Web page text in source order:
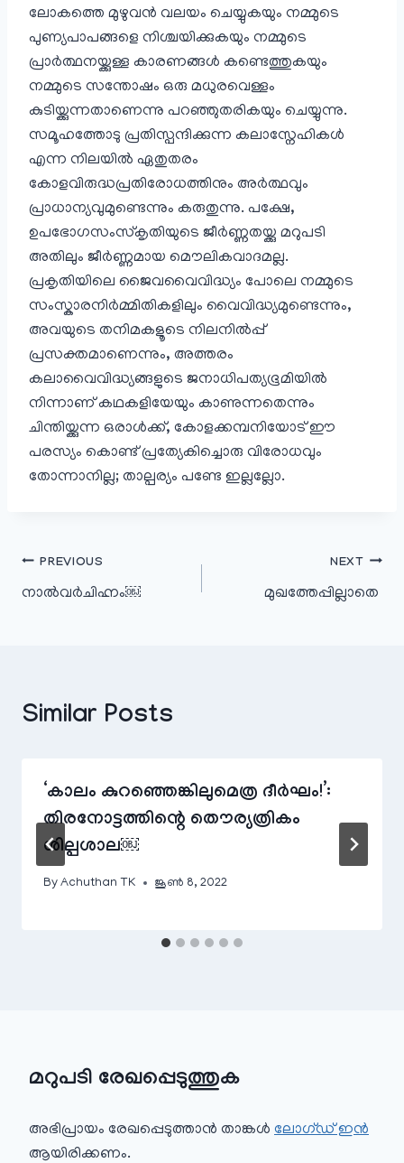
ലോകത്തെ മുഴുവൻ വലയം ചെയ്യുകയും നമ്മുടെ
പുണ്യപാപങ്ങളെ നിശ്ചയിക്കുകയും നമ്മുടെ
പ്രാർത്ഥനയ്ക്കുള്ള കാരണങ്ങൾ കണ്ടെത്തുകയും
നമ്മുടെ സന്തോഷം ഒരു മധുരവെള്ളം
കുടിയ്ക്കുന്നതാണെന്നു പറഞ്ഞുതരികയും ചെയ്യുന്നു.
സമൂഹത്തോടു പ്രതിസ്പന്ദിക്കുന്ന കലാസ്നേഹികൾ
എന്ന നിലയിൽ ഏതുതരം
കോളവിരുദ്ധപ്രതിരോധത്തിനും അർത്ഥവും
പ്രാധാന്യവുമുണ്ടെന്നും കരുതുന്നു. പക്ഷേ,
ഉപഭോഗസംസ്കൃതിയുടെ ജീർണ്ണതയ്ക്കു മറുപടി
അതിലും ജീർണ്ണമായ മൌലികവാദമല്ല.
പ്രകൃതിയിലെ ജൈവവൈവിദ്ധ്യം പോലെ നമ്മുടെ
സംസ്കാരനിർമ്മിതികളിലും വൈവിദ്ധ്യമുണ്ടെന്നും,
അവയുടെ തനിമകളൂടെ നിലനിൽ‌പ്പ്
പ്രസക്തമാണെന്നും, അത്തരം
കലാവൈവിദ്ധ്യങ്ങളുടെ ജനാധിപത്യഭൂമിയിൽ
നിന്നാണ് കഥകളിയേയും കാണുന്നതെന്നും
ചിന്തിയ്ക്കുന്ന ഒരാൾക്ക്, കോളക്കമ്പനിയോട് ഈ
പരസ്യം കൊണ്ട് പ്രത്യേകിച്ചൊരു വിരോധവും
തോന്നാനില്ല; താല്പര്യം പണ്ടേ ഇല്ലല്ലോ.
പോസ്റ്റുകളിലൂടെ
PREVIOUS
നാൽവർചിഹ്നം￼
NEXT
മുഖത്തേപ്പില്ലാതെ
Similar Posts
‘കാലം കുറഞ്ഞെങ്കിലുമെത്ര ദീര്‍ഘം!’:
തിരനോട്ടത്തിന്റെ തൌര്യത്രികം
ശില്പശാല￼
By Achuthan TK ജൂൺ 8, 2022
മറുപടി രേഖപ്പെടുത്തുക
അഭിപ്രായം രേഖപ്പെടുത്താ‍ൻ താങ്കൾ ലോഗ്ഡ് ഇൻ
ആയിരിക്കണം.